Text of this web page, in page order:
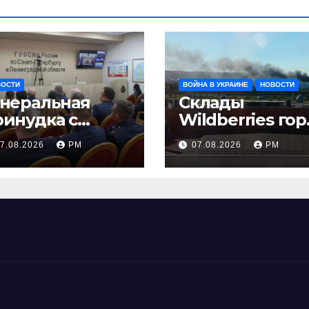
с
РМ
ВОЙНА В УКРАИНЕ НОВОСТИ
Склады
Wildberries
на Урале, сенат
принимает по
Грэму закон
07.08.2026 РМ